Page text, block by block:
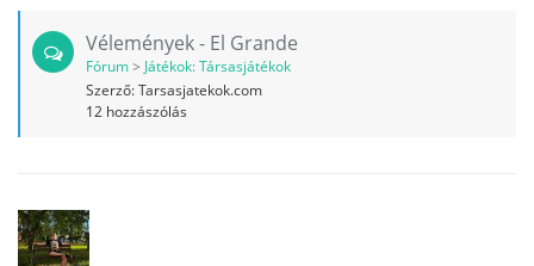
Vélemények - El Grande
Fórum> Játékok: Társasjátékok
Szerző:Tarsasjatekok.com
12 hozzászólás